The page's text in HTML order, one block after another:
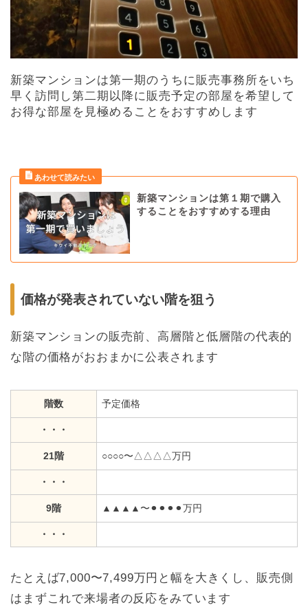
新築マンションは第一期のうちに販売事務所をいち
早く訪問し第二期以降に販売予定の部屋を希望して
お得な部屋を見極めることをおすすめします
新築マンションは第１期で購入
することをおすすめする理由
価格が発表されていない階を狙う
新築マンションの販売前、高層階と低層階の代表的
な階の価格がおおまかに公表されます
階数 予定価格
・・・
21階 ○○○○〜△△△△万円
・・・
9階 ▲▲▲▲〜⚫︎⚫︎⚫︎⚫︎万円
・・・
たとえば7,000〜7,499万円と幅を大きくし、販売側
はまずこれで来場者の反応をみています